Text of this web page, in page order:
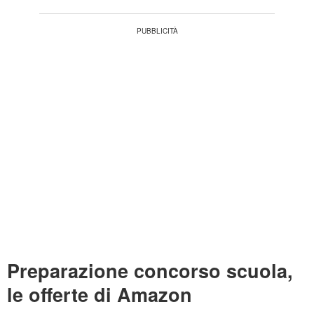
Preparazione concorso scuola,
le offerte di Amazon